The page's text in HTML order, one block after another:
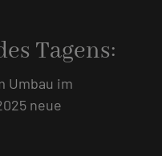
Tagens:
Umbau im
neue